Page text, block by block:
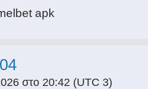
apk
στο 20:42 (UTC 3)